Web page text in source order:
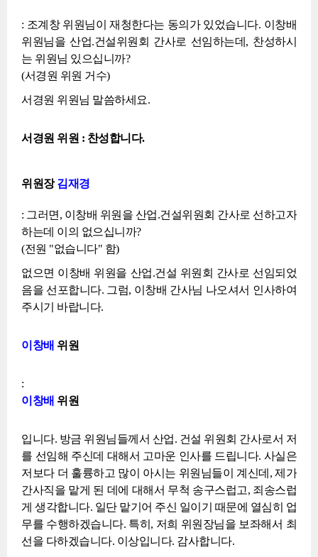
: 조계창 위원님이 재청한다는 동의가 있었습니다. 이창배
위원님을 산업.건설위원회 간사로 선임하는데, 찬성하시
는 위원님 있으십니까?
(서경원 위원 거수)
서경원 위원님 말씀하세요.
서경원 위원 : 찬성합니다.
위원장김재경
: 그러면, 이창배 위원을 산업.건설위원회 간사로 선하고자
하는데 이의 없으십니까?
(전원 "없습니다" 함)
없으면 이창배 위원을 산업.건설 위원회 간사로 선임되었
음을 선포합니다. 그럼, 이창배 간사님 나오셔서 인사하여
주시기 바랍니다.
이창배 위원
:
이창배 위원
입니다. 방금 위원님들께서 산업. 건설 위원회 간사로서 저
를 선임해 주신데 대해서 고마운 인사를 드립니다. 사실은
저보다 더 훌륭하고 많이 아시는 위원님들이 계신데, 제가
간사직을 맡게 된 데에 대해서 무척 송구스럽고, 죄송스럽
게 생각합니다. 일단 맡기어 주신 일이기 때문에 열심히 업
무를 수행하겠습니다. 특히, 저희 위원장님을 보좌해서 최
선을 다하겠습니다. 이상입니다. 감사합니다.